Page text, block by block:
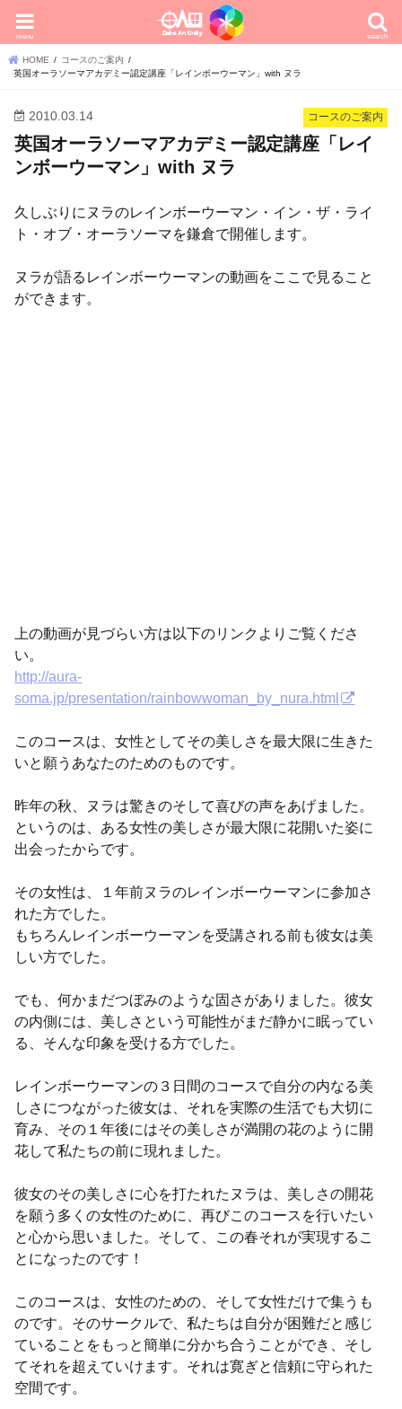
search
menu
HOME
コースのご案内
英国オーラソーマアカデミー認定講座「レインボーウーマン」with ヌラ
コースのご案内
2010.03.14
英国オーラソーマアカデミー認定講座「レイ
ンボーウーマン」with ヌラ
久しぶりにヌラのレインボーウーマン・イン・ザ・ライ
ト・オブ・オーラソーマを鎌倉で開催します。
ヌラが語るレインボーウーマンの動画をここで見ること
ができます。
上の動画が見づらい方は以下のリンクよりご覧くださ
い。
http://aura-
soma.jp/presentation/rainbowwoman_by_nura.html
このコースは、女性としてその美しさを最大限に生きた
いと願うあなたのためのものです。
昨年の秋、ヌラは驚きのそして喜びの声をあげました。
というのは、ある女性の美しさが最大限に花開いた姿に
出会ったからです。
その女性は、１年前ヌラのレインボーウーマンに参加さ
れた方でした。
もちろんレインボーウーマンを受講される前も彼女は美
しい方でした。
でも、何かまだつぼみのような固さがありました。彼女
の内側には、美しさという可能性がまだ静かに眠ってい
る、そんな印象を受ける方でした。
レインボーウーマンの３日間のコースで自分の内なる美
しさにつながった彼女は、それを実際の生活でも大切に
育み、その１年後にはその美しさが満開の花のように開
花して私たちの前に現れました。
彼女のその美しさに心を打たれたヌラは、美しさの開花
を願う多くの女性のために、再びこのコースを行いたい
と心から思いました。そして、この春それが実現するこ
とになったのです！
このコースは、女性のための、そして女性だけで集うも
のです。そのサークルで、私たちは自分が困難だと感じ
ていることをもっと簡単に分かち合うことができ、そし
てそれを超えていけます。それは寛ぎと信頼に守られた
空間です。